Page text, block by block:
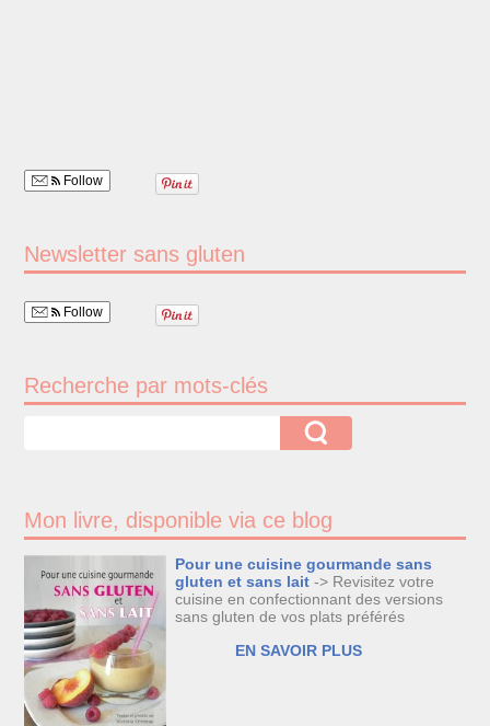
Follow
Newsletter sans gluten
Follow
Recherche par mots-clés
Mon livre, disponible via ce blog
Pour une cuisine gourmande sans
gluten et sans lait -> Revisitez votre
cuisine en confectionnant des versions
sans gluten de vos plats préférés
EN SAVOIR PLUS